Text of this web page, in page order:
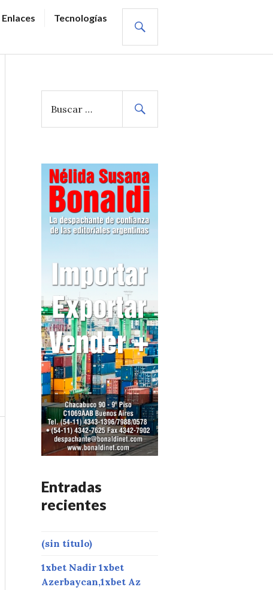
Enlaces
Tecnologías
s
Entradas
recientes
(sin título)
1xbet Nadir 1xbet
Azerbaycan,1xbet Az